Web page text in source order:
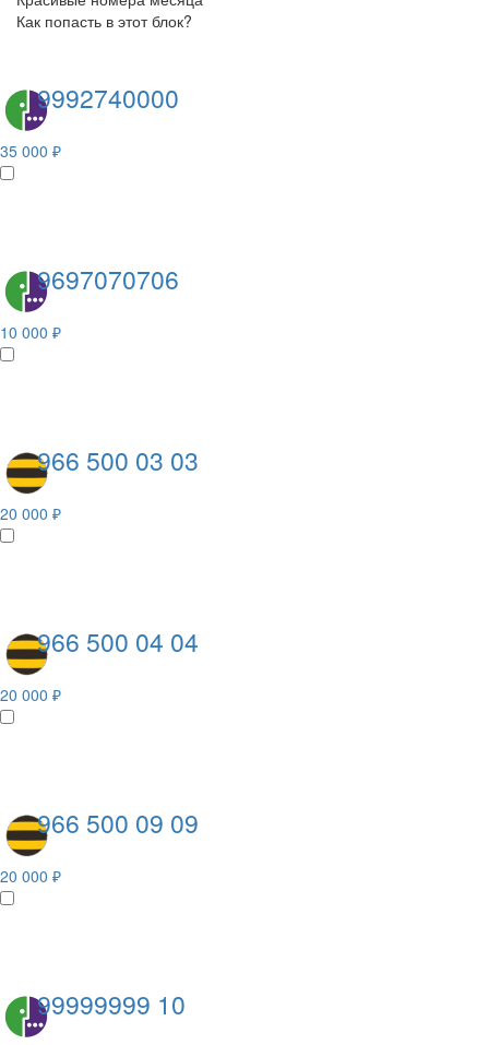
Как попасть в этот блок?
9992740000
35 000 ₽
9697070706
10 000 ₽
966 500 03 03
20 000 ₽
966 500 04 04
20 000 ₽
966 500 09 09
20 000 ₽
99999999 10